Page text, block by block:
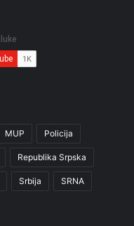
MUP Policija
Republika Srpska
Srbija SRNA